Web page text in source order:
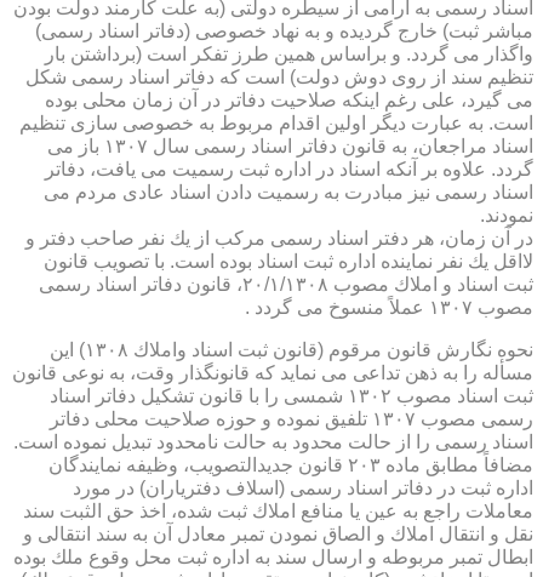
اسناد رسمی به آرامی از سیطره دولتی (به علت كارمند دولت بودن
مباشر ثبت) خارج گردیده و به نهاد خصوصی (دفاتر اسناد رسمی)
واگذار می گردد. و براساس همین طرز تفكر است (برداشتن بار
تنظیم سند از روی دوش دولت) است كه دفاتر اسناد رسمی شكل
می گیرد، علی رغم اینكه صلاحیت دفاتر در آن زمان محلی بوده
است. به عبارت دیگر اولین اقدام مربوط به خصوصی سازی تنظیم
اسناد مراجعان، به قانون دفاتر اسناد رسمی سال ۱۳۰۷ باز می
گردد. علاوه بر آنكه اسناد در اداره ثبت رسمیت می یافت، دفاتر
اسناد رسمی نیز مبادرت به رسمیت دادن اسناد عادی مردم می
نمودند.
در آن زمان، هر دفتر اسناد رسمی مركب از یك نفر صاحب دفتر و
لااقل یك نفر نماینده اداره ثبت اسناد بوده است. با تصویب قانون
ثبت اسناد و املاك مصوب ۲۰/۱/۱۳۰۸، قانون دفاتر اسناد رسمی
مصوب ۱۳۰۷ عملاً منسوخ می گردد .
نحوه نگارش قانون مرقوم (قانون ثبت اسناد واملاك ۱۳۰۸) این
مسأله را به ذهن تداعی می نماید كه قانونگذار وقت، به نوعی قانون
ثبت اسناد مصوب ۱۳۰۲ شمسی را با قانون تشكیل دفاتر اسناد
رسمی مصوب ۱۳۰۷ تلفیق نموده و حوزه صلاحیت محلی دفاتر
اسناد رسمی را از حالت محدود به حالت نامحدود تبدیل نموده است.
مضافاً مطابق ماده ۲۰۳ قانون جدیدالتصویب، وظیفه نمایندگان
اداره ثبت در دفاتر اسناد رسمی (اسلاف دفتریاران) در مورد
معاملات راجع به عین یا منافع املاك ثبت شده، اخذ حق الثبت سند
نقل و انتقال املاك و الصاق نمودن تمبر معادل آن به سند انتقالی و
ابطال تمبر مربوطه و ارسال سند به اداره ثبت محل وقوع ملك بوده